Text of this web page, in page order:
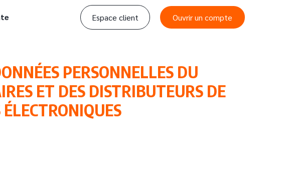
Espace client Ouvrir un compte
PERSONNELLES DU
ET DES DISTRIBUTEURS DE